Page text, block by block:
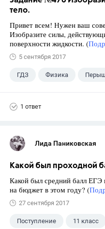
тело.
Привет всем! Нужен ваш
Изобразите силы,
поверхности жидкости. (
5 сентября 2017
ГДЗ Физика
1 ответ
Лида Паниковская
Какой был проходной
Какой был средний балл ЕГЭ
на бюджет в этом году? (
27 сентября 2017
Поступление 11 класс